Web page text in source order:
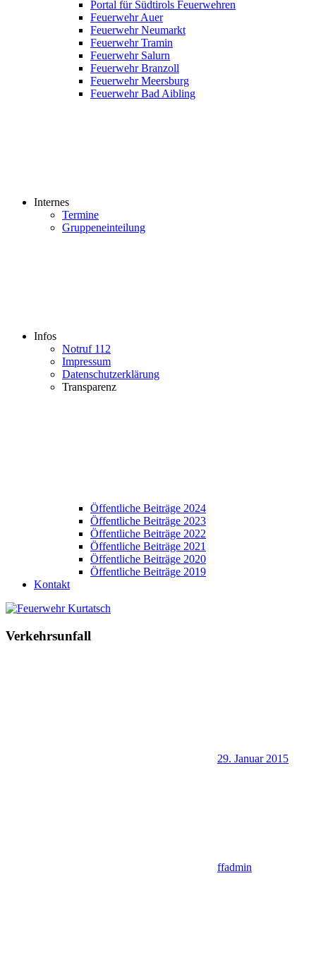
Portal für Südtirols Feuerwehren
Feuerwehr Auer
Feuerwehr Neumarkt
Feuerwehr Tramin
Feuerwehr Salurn
Feuerwehr Branzoll
Feuerwehr Meersburg
Feuerwehr Bad Aibling
Internes
Termine
Gruppeneinteilung
Infos
Notruf 112
Impressum
Datenschutzerklärung
Transparenz
Öffentliche Beiträge 2024
Öffentliche Beiträge 2023
Öffentliche Beiträge 2022
Öffentliche Beiträge 2021
Öffentliche Beiträge 2020
Öffentliche Beiträge 2019
Kontakt
Verkehrsunfall
29. Januar 2015
ffadmin